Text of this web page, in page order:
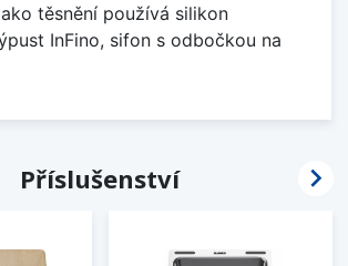
těsnění používá silikon
InFino, sifon s odbočkou na
Příslušenství 